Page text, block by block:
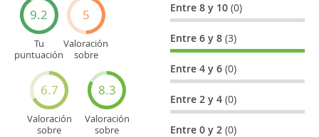
9.2
Tu
puntuación
5
Valoración
sobre
6.7
Valoración
sobre
8.3
Valoración
sobre
Entre 8 y 10(0)
Entre 6 y 8(3)
Entre 4 y 6(0)
Entre 2 y 4(0)
Entre 0 y 2(0)